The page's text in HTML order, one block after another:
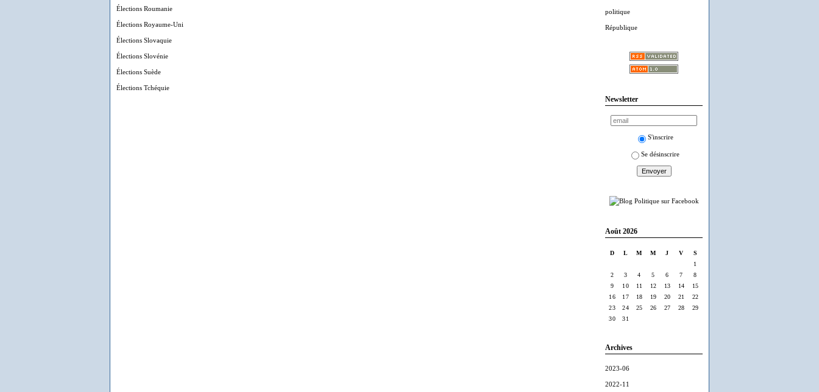
Élections Roumanie
Élections Royaume-Uni
Élections Slovaquie
Élections Slovénie
Élections Suède
Élections Tchéquie
politique
République
Newsletter
S'inscrire
Se désinscrire
Août 2026
D L M M J V
S
1
2
3 4 5 6 7
8
9
10 11 12 13 14
15
16
17 18 19 20 21
22
23
24 25 26 27 28
29
30
31
Archives
2023-06
2022-11